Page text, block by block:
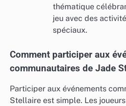
thématique
jeu avec des
spéciaux.
Comment participer aux
communautaires de Jade
Participer aux événements
Stellaire est simple. Les